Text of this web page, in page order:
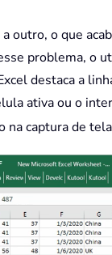
outro, o que
problema, o
destaca a
ativa ou o
na captura de